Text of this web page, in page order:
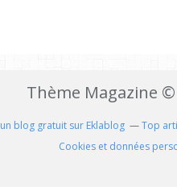
Thème Magazine
blog gratuit sur Eklablog Top
Cookies et données